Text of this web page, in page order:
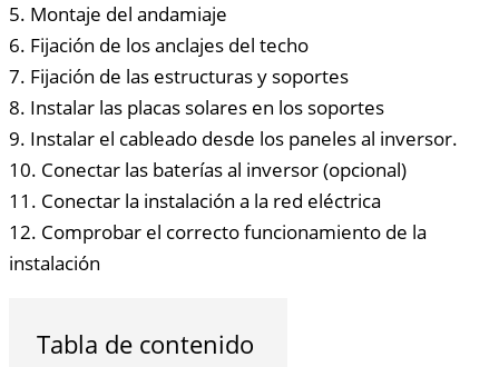
5. Montaje del andamiaje
6. Fijación de los anclajes del techo
7. Fijación de las estructuras y soportes
8. Instalar las placas solares en los soportes
9. Instalar el cableado desde los paneles al inversor.
10. Conectar las baterías al inversor (opcional)
11. Conectar la instalación a la red eléctrica
12. Comprobar el correcto funcionamiento de la
instalación
Tabla de contenido